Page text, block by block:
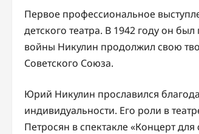
Первое профессиональное
детского театра. В 1942 году он
войны Никулин продолжил свою
Советского Союза.
Юрий Никулин прославился
индивидуальности. Его роли в
Петросян в спектакле «Концерт